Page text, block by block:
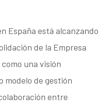
España está alcanzando
de la Empresa
una visión
modelo de gestión
entre